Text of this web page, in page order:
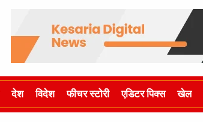
देश विदेश फीचर स्टोरी एडिटर पिक्स खेल